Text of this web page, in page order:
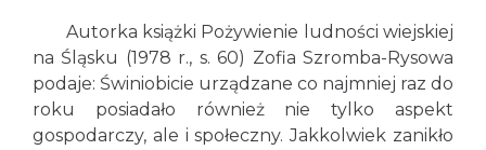
Autorka książki Pożywienie ludności wiejskiej
na Śląsku (1978 r., s. 60) Zofia Szromba-Rysowa
podaje: Świniobicie urządzane co najmniej raz do
roku posiadało również nie tylko aspekt
gospodarczy, ale i społeczny. Jakkolwiek zanikło